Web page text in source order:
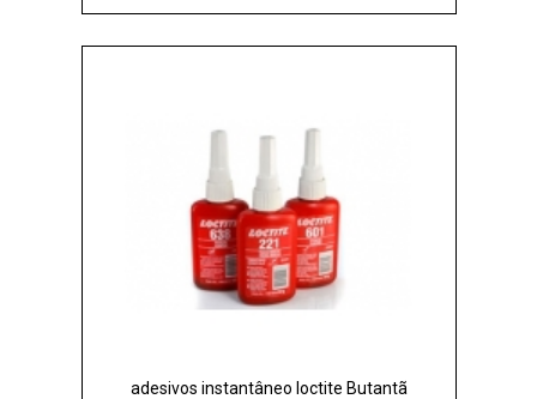
adesivos instantâneo loctite Butantã